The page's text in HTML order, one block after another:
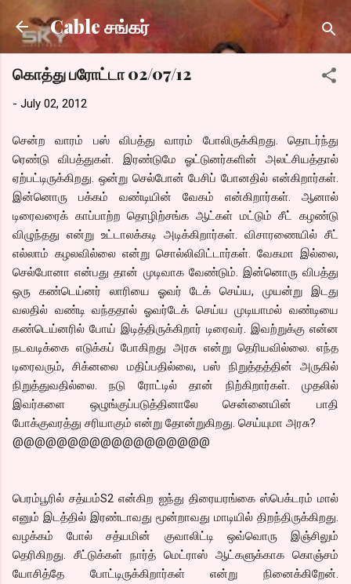
Skip to main content
Cable சங்கர்
கொத்து பரோட்டா 02/07/12
- July 02, 2012
சென்ற வாரம் பஸ் விபத்து வாரம் போலிருக்கிறது. தொடர்ந்து
ரெண்டு விபத்துகள். இரண்டுமே ஓட்டுனர்களின் அலட்சியத்தால்
ஏற்பட்டிருக்கிறது. ஒன்று செல்போன் பேசிப் போனதில் என்கிறார்கள்.
இன்னொரு பக்கம் வண்டியின் வேகம் என்கிறார்கள். ஆனால்
டிரைவரைக் காப்பாற்ற தொழிற்சங்க ஆட்கள் மட்டும் சீட் கழண்டு
விழுந்தது என்று உட்டாலக்கடி அடிக்கிறார்கள். விசாரணையில் சீட்
எல்லாம் கழலவில்லை என்று சொல்லிவிட்டார்கள். வேகமா இல்லை,
செல்போனா என்பது தான் முடிவாக வேண்டும். இன்னொரு விபத்து
ஒரு கண்டெய்னர் லாரியை ஓவர் டேக் செய்ய, முயன்று இடது
வலதில் வண்டி வந்ததால் ஓவர்டேக் செய்ய முடியாமல் வண்டியை
கண்டெய்னரில் போய் இடித்திருக்கிறார் டிரைவர். இவற்றுக்கு என்ன
நடவடிக்கை எடுக்கப் போகிறது அரசு என்று தெரியவில்லை. எந்த
டிரைவரும், சிக்னலை மதிப்பதில்லை, பஸ் நிறுத்தத்தின் அருகில்
நிறுத்துவதில்லை. நடு ரோட்டில் தான் நிற்கிறார்கள். முதலில்
இவர்களை ஒழுங்குப்படுத்தினாலே சென்னையின் பாதி
போக்குவரத்து சரியாகும் என்று தோன்றுகிறது. செய்யுமா அரசு?
@@@@@@@@@@@@@@@@@@
பெரம்பூரில் சத்யம்S2 என்கிற ஐந்து திரையரங்கை ஸ்பெக்டரம் மால்
எனும் இடத்தில் இரண்டாவது மூன்றாவது மாடியில் திறந்திருக்கிறது.
வழக்கம் போல் சத்யமின் குவாலிட்டி ஒவ்வொரு இஞ்சிலும்
தெரிகிறது. சீட்டுக்கள் நார்த் மெட்ராஸ் ஆட்களுக்காக கொஞ்சம்
யோசித்தே போட்டிருக்கிறார்கள் என்று நினைக்கிறேன்.